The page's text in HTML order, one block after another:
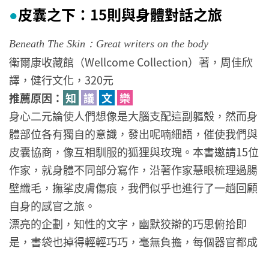
●皮囊之下：15則與身體對話之旅
Beneath The Skin：Great writers on the body
衛爾康收藏館（Wellcome Collection）著，周佳欣
譯，健行文化，320元
推薦原因： 知 議 文 樂
身心二元論使人們想像是大腦支配這副軀殼，然而身
體部位各有獨自的意識，發出呢喃細語，催使我們與
皮囊協商，像互相馴服的狐狸與玫瑰。本書邀請15位
作家，就身體不同部分寫作，沿著作家慧眼梳理過腸
壁纖毛，撫挲皮膚傷痕，我們似乎也進行了一趟回顧
自身的感官之旅。
漂亮的企劃，知性的文字，幽默狡辯的巧思俯拾即
是，書袋也掉得輕輕巧巧，毫無負擔，每個器官都成